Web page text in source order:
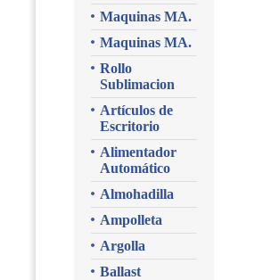
Maquinas MA.
Maquinas MA.
Rollo
Sublimacion
Artículos de
Escritorio
Alimentador
Automático
Almohadilla
Ampolleta
Argolla
Ballast